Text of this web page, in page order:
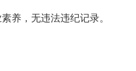
养，无违法违纪记录。